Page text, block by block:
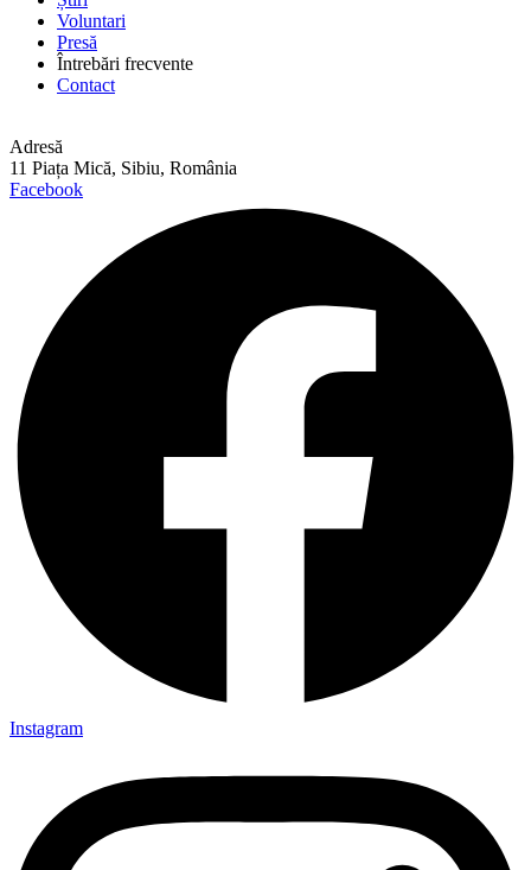
Voluntari
Presă
Întrebări frecvente
Contact
Adresă
11 Piața Mică, Sibiu, România
Facebook
Instagram